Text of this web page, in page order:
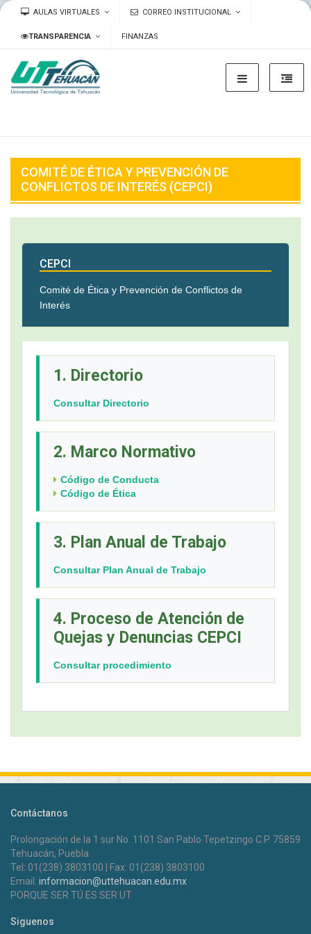
AULAS VIRTUALES CORREO INSTITUCIONAL
TRANSPARENCIA FINANZAS
COMITÉ DE ÉTICA Y PREVENCIÓN DE
CONFLICTOS DE INTERÉS (CEPCI)
CEPCI
Comité de Ética y Prevención de Conflictos de
Interés
1. Directorio
Consultar Directorio
2. Marco Normativo
Código de Conducta
Código de Ética
3. Plan Anual de Trabajo
Consultar Plan Anual de Trabajo
4. Proceso de Atención de
Quejas y Denuncias CEPCI
Consultar procedimiento
Contáctanos
Prolongación de la 1 sur No. 1101 San Pablo Tepetzingo C.P. 75859
Tehuacán, Puebla
Tel: 01(238) 3803100 | Fax: 01(238) 3803100
Email: informacion@uttehuacan.edu.mx
PORQUE SER TÚ ES SER UT
Siguenos